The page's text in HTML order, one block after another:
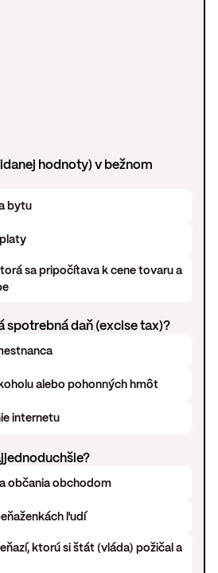
hodnoty) v bežnom
bytu
sa pripočítava k cene tovaru a
spotrebná daň (excise tax)?
alebo pohonných hmôt
internetu
občania obchodom
ľudí
ktorú si štát (vláda) požičal a